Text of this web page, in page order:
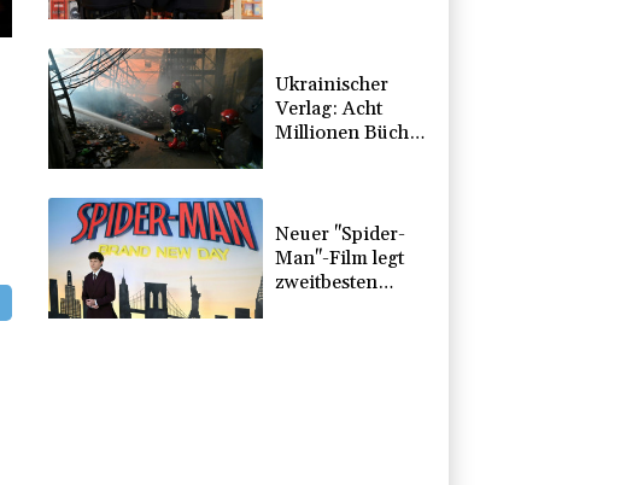
Ukrainischer
Verlag: Acht
Millionen Bücher
Neuer "Spider-
Man"-Film legt
zweitbesten